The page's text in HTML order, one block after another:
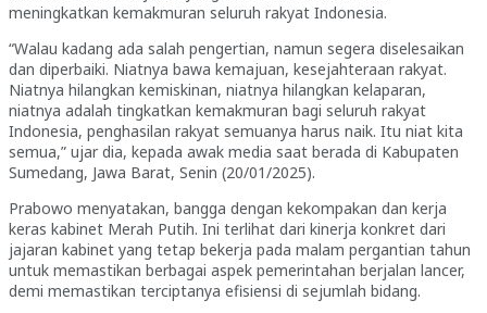
meningkatkan kemakmuran seluruh rakyat Indonesia.
“Walau kadang ada salah pengertian, namun segera diselesaikan
dan diperbaiki. Niatnya bawa kemajuan, kesejahteraan rakyat.
Niatnya hilangkan kemiskinan, niatnya hilangkan kelaparan,
niatnya adalah tingkatkan kemakmuran bagi seluruh rakyat
Indonesia, penghasilan rakyat semuanya harus naik. Itu niat kita
semua,” ujar dia, kepada awak media saat berada di Kabupaten
Sumedang, Jawa Barat, Senin (20/01/2025).
Prabowo menyatakan, bangga dengan kekompakan dan kerja
keras kabinet Merah Putih. Ini terlihat dari kinerja konkret dari
jajaran kabinet yang tetap bekerja pada malam pergantian tahun
untuk memastikan berbagai aspek pemerintahan berjalan lancer,
demi memastikan terciptanya efisiensi di sejumlah bidang.